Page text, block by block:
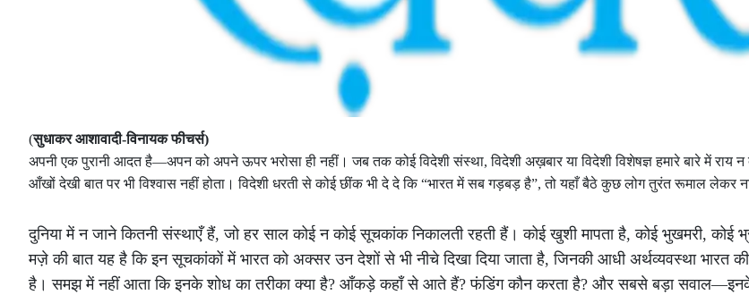
(सुधाकर आशावादी-विनायक फीचर्स)
अपनी एक पुरानी आदत है—अपन को अपने ऊपर भरोसा ही नहीं। जब तक कोई विदेशी संस्था, विदेशी अख़बार या विदेशी विशेषज्ञ हमारे बारे में राय
आँखों देखी बात पर भी विश्वास नहीं होता। विदेशी धरती से कोई छींक भी दे दे कि “भारत में सब गड़बड़ है”, तो यहाँ बैठे कुछ लोग तुरंत रूमाल लेकर
दुनिया में न जाने कितनी संस्थाएँ हैं, जो हर साल कोई न कोई सूचकांक निकालती रहती हैं। कोई खुशी मापता है, कोई भुखमरी, कोई
मज़े की बात यह है कि इन सूचकांकों में भारत को अक्सर उन देशों से भी नीचे दिखा दिया जाता है, जिनकी आधी अर्थव्यवस्था भारत की
है। समझ में नहीं आता कि इनके शोध का तरीका क्या है? आँकड़े कहाँ से आते हैं? फंडिंग कौन करता है? और सबसे बड़ा